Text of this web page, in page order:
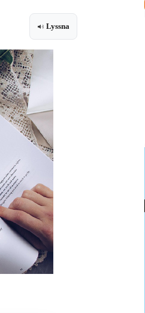
Lyssna